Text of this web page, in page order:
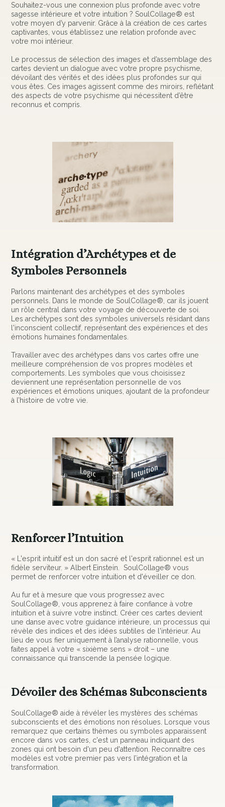
Souhaitez-vous une connexion plus profonde avec votre
sagesse intérieure et votre intuition ? SoulCollage® est
votre moyen d’y parvenir. Grâce à la création de ces cartes
captivantes, vous établissez une relation profonde avec
votre moi intérieur.
Le processus de sélection des images et d’assemblage des
cartes devient un dialogue avec votre propre psychisme,
dévoilant des vérités et des idées plus profondes sur qui
vous êtes. Ces images agissent comme des miroirs, reflétant
des aspects de votre psychisme qui nécessitent d’être
reconnus et compris.
Intégration d’Archétypes et de
Symboles Personnels
Parlons maintenant des archétypes et des symboles
personnels. Dans le monde de SoulCollage®, car ils jouent
un rôle central dans votre voyage de découverte de soi.
Les archétypes sont des symboles universels résidant dans
l'inconscient collectif, représentant des expériences et des
émotions humaines fondamentales.
Travailler avec des archétypes dans vos cartes offre une
meilleure compréhension de vos propres modèles et
comportements. Les symboles que vous choisissez
deviennent une représentation personnelle de vos
expériences et émotions uniques, ajoutant de la profondeur
à l’histoire de votre vie.
Renforcer l’Intuition
« L'esprit intuitif est un don sacré et l'esprit rationnel est un
fidèle serviteur. » Albert Einstein. SoulCollage® vous
permet de renforcer votre intuition et d'éveiller ce don.
Au fur et à mesure que vous progressez avec
SoulCollage®, vous apprenez à faire confiance à votre
intuition et à suivre votre instinct. Créer ces cartes devient
une danse avec votre guidance intérieure, un processus qui
révèle des indices et des idées subtiles de l'intérieur. Au
lieu de vous fier uniquement à l’analyse rationnelle, vous
faites appel à votre « sixième sens » droit – une
connaissance qui transcende la pensée logique.
Dévoiler des Schémas Subconscients
SoulCollage® aide à révéler les mystères des schémas
subconscients et des émotions non résolues. Lorsque vous
remarquez que certains thèmes ou symboles apparaissent
encore dans vos cartes, c'est un panneau indiquant des
zones qui ont besoin d'un peu d'attention. Reconnaître ces
modèles est votre premier pas vers l’intégration et la
transformation.